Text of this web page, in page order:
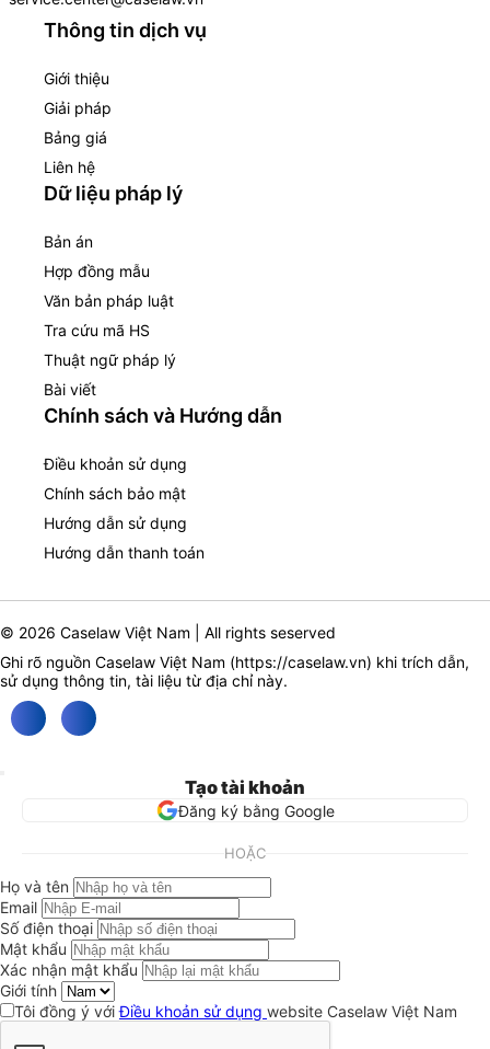
Thông tin dịch vụ
Giới thiệu
Giải pháp
Bảng giá
Liên hệ
Dữ liệu pháp lý
Bản án
Hợp đồng mẫu
Văn bản pháp luật
Tra cứu mã HS
Thuật ngữ pháp lý
Bài viết
Chính sách và Hướng dẫn
Điều khoản sử dụng
Chính sách bảo mật
Hướng dẫn sử dụng
Hướng dẫn thanh toán
© 2026 Caselaw Việt Nam | All rights seserved
Ghi rõ nguồn Caselaw Việt Nam (https://caselaw.vn) khi trích dẫn,
sử dụng thông tin, tài liệu từ địa chỉ này.
Tạo tài khoản
Đăng ký bằng Google
HOẶC
Họ và tên
Email
Số điện thoại
Mật khẩu
Xác nhận mật khẩu
Giới tính
Tôi đồng ý vớiĐiều khoản sử dụng website Caselaw Việt Nam